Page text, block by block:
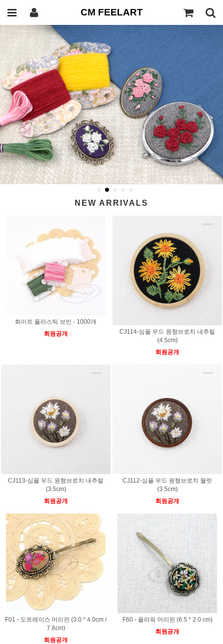
CM FEELART
NEW ARRIVALS
화이트 플라스틱 보빈 - 1000개
회원공개
CJ114-심플 우드 원형브로치 내추럴
(4.5cm)
회원공개
CJ113-심플 우드 원형브로치 내추럴
(3.5cm)
회원공개
CJ112-심플 우드 원형브로치 월럿
(3.5cm)
회원공개
F01 - 도트레이스 머리핀 (3.0 * 4.0cm /
7.8cm)
회원공개
F60 - 플라워 머리핀 (6.5 * 2.0 cm)
회원공개